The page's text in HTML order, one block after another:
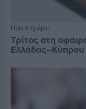
Πριν 8 ημέρες
Τρίτος στη
Ελλάδας–Κύπρου